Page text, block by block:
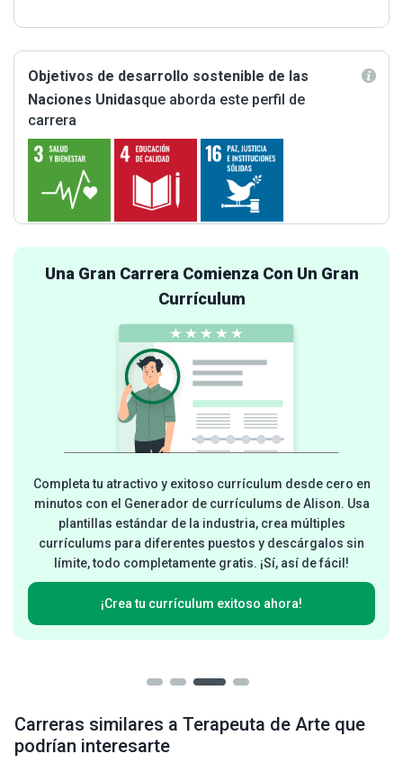
Objetivos de desarrollo sostenible de las
Naciones Unidasque aborda este perfil de
carrera
Una Gran Carrera Comienza Con Un Gran
Currículum
Completa tu atractivo y exitoso currículum desde cero en
minutos con el Generador de currículums de Alison. Usa
plantillas estándar de la industria, crea múltiples
currículums para diferentes puestos y descárgalos sin
límite, todo completamente gratis. ¡Sí, así de fácil!
¡Crea tu currículum exitoso ahora!
Carreras similares a Terapeuta de Arte que
podrían interesarte